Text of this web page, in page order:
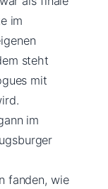
im
steht
mit
im
fanden, wie